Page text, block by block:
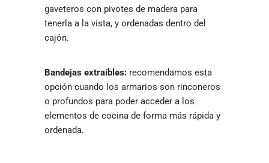
gaveteros con pivotes de madera para
tenerla a la vista, y ordenadas dentro del
cajón.
Bandejas extraíbles: recomendamos esta
opción cuando los armarios son rinconeros
o profundos para poder acceder a los
elementos de cocina de forma más rápida y
ordenada.